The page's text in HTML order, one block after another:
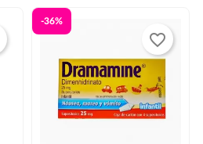
-36%
favorite_border